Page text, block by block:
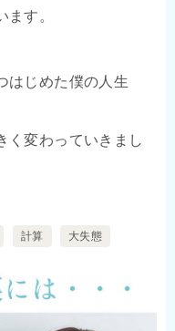
す。
はじめた僕の人生
く変わっていきまし
計算 大失態